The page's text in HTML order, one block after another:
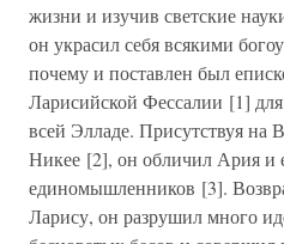
жизни и изучив светские
он украсил себя всякими
почему и поставлен был
Ларисийской Фессалии [1]
всей Элладе. Присутствуя на
Никее [2], он обличил Ария и
единомышленников [3].
Ларису, он разрушил много